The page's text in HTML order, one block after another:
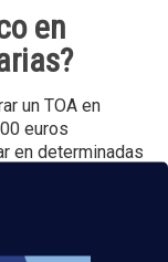
en
un TOA en
euros
en determinadas